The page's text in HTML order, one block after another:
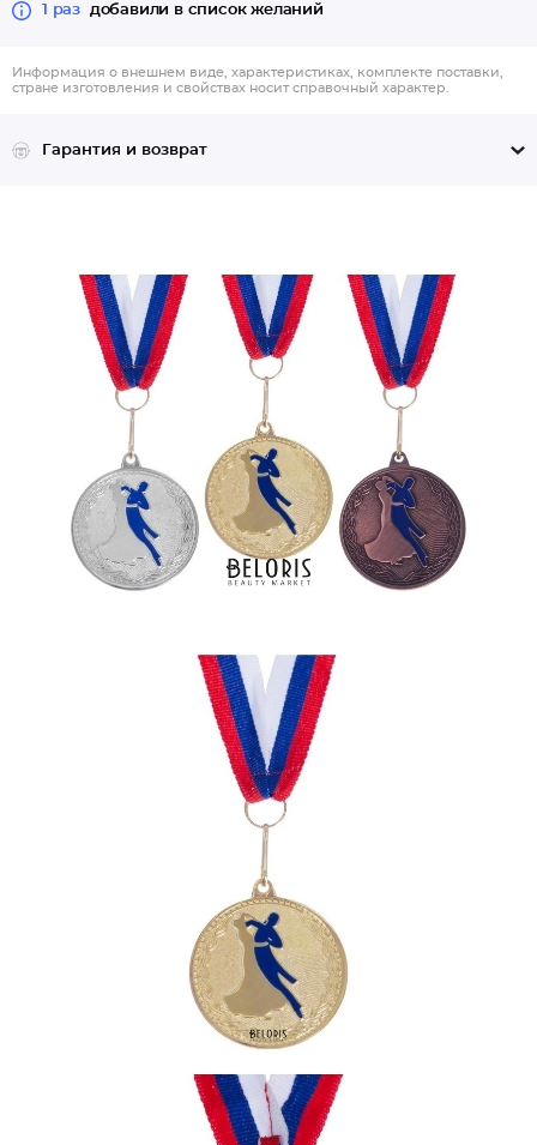
1 раз добавили в список желаний
Информация о внешнем виде, характеристиках, комплекте поставки,
стране изготовления и свойствах носит справочный характер.
Гарантия и возврат